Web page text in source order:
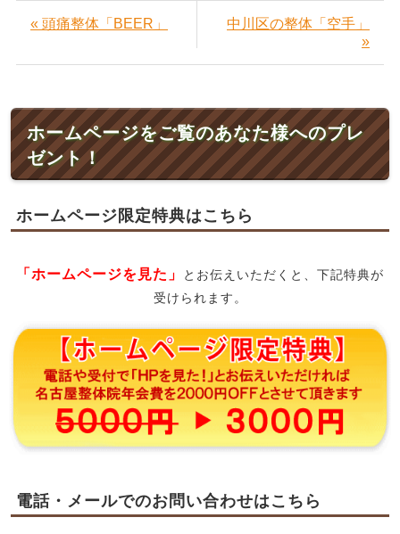
« 頭痛整体「BEER」
中川区の整体「空手」
»
ホームページをご覧のあなた様へのプレ
ゼント！
ホームページ限定特典はこちら
「ホームページを見た」
とお伝えいただくと、下記特典が
受けられます。
電話・メールでのお問い合わせはこちら